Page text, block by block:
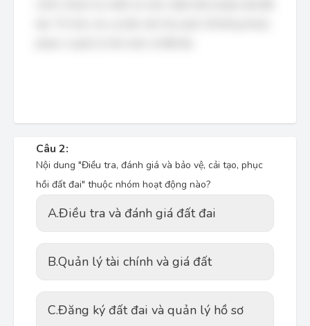
Câu 2:
Nội dung "Điều tra, đánh giá và bảo vệ, cải tạo, phục
hồi đất đai" thuộc nhóm hoạt động nào?
A.Điều tra và đánh giá đất đai
B.Quản lý tài chính và giá đất
C.Đăng ký đất đai và quản lý hồ sơ